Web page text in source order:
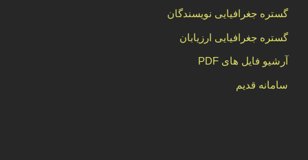
گستره جغرافیایی نویسندگان
گستره جغرافیایی ارزیابان
آرشیو فایل های PDF
سامانه قدیم